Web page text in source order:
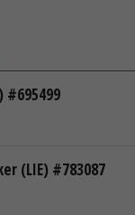
#695499
(LIE) #783087